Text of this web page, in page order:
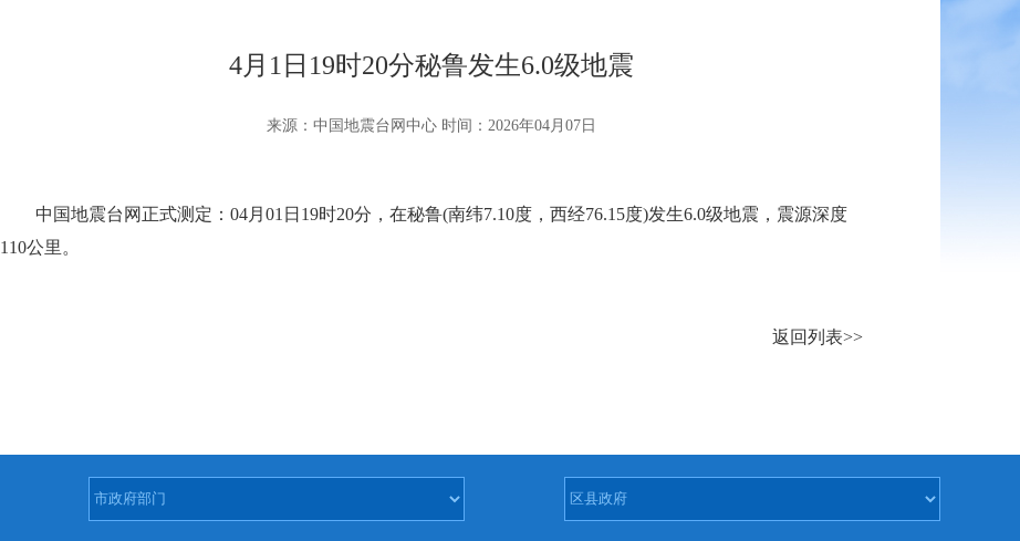
4月1日19时20分秘鲁发生6.0级地震
来源：中国地震台网中心 时间：2026年04月07日
中国地震台网正式测定：04月01日19时20分，在秘鲁(南纬7.10度，西经76.15度)发生6.0级地震，震源深度
110公里。
返回列表>>